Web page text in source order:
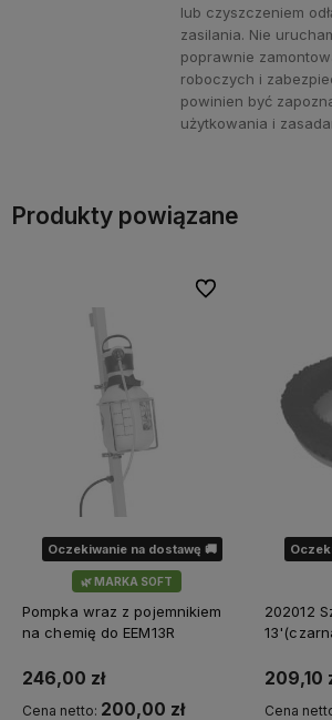
lub czyszczeniem
zasilania. Nie
poprawnie
roboczych i
powinien być
użytkowania i
Produkty powiązane
Oczekiwanie na dostawę 🚚
🌿 MARKA SOFT
Pompka wraz z pojemnikiem
na chemię do EEM13R
246,00 zł
Cena netto: 200,00 zł
Do ulubionych
202012
209,10
Cena